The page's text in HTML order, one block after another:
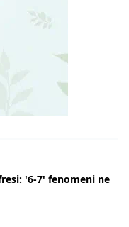
'6-7' fenomeni ne